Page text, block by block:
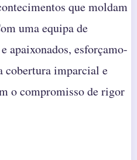
que moldam
uma equipa de
apaixonados, esforçamo-
cobertura imparcial e
o compromisso de rigor